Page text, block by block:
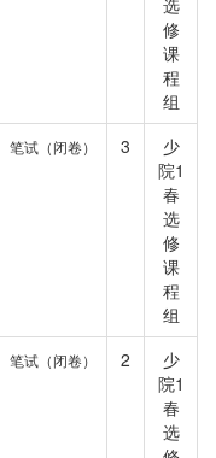
选
修
课
程
组
笔试（闭卷） 3
少
院1
春
选
修
课
程
组
笔试（闭卷） 2
少
院1
春
选